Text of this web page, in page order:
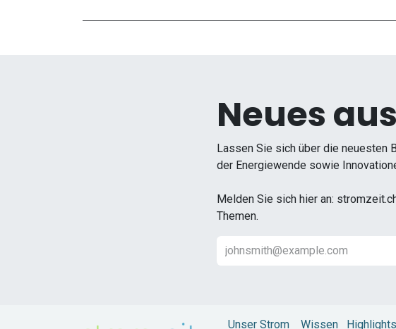
Neues
Lassen Sie sich über die neuesten
der Energiewende sowie
Melden Sie sich hier an:
Themen.
Unser Strom Wissen Highlights